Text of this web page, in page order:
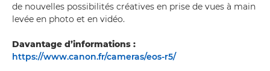
de nouvelles possibilités créatives en prise de vues à main
levée en photo et en vidéo.
Davantage d’informations :
https://www.canon.fr/cameras/eos-r5/